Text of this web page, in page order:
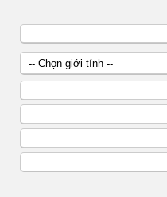
-- Chọn giới tính --